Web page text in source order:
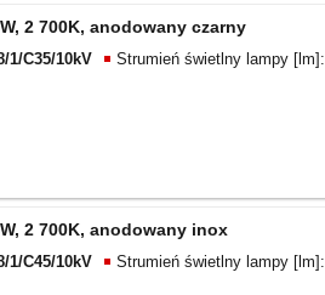
2 700K, anodowany czarny
1/C35/10kV Strumień świetlny lampy [lm]:
2 700K, anodowany inox
1/C45/10kV Strumień świetlny lampy [lm]: